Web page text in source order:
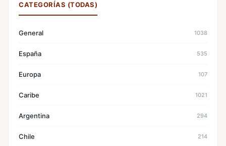
CATEGORÍAS (TODAS)
General 1038
España 535
Europa 107
Caribe 1021
Argentina 294
Chile 214